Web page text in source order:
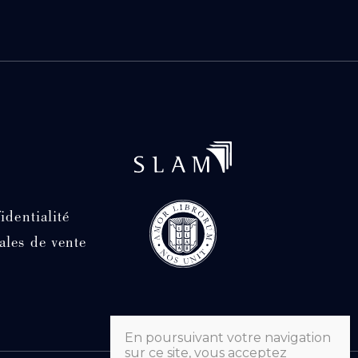
de vente
En poursuivant votre navigation
sur ce site, vous acceptez